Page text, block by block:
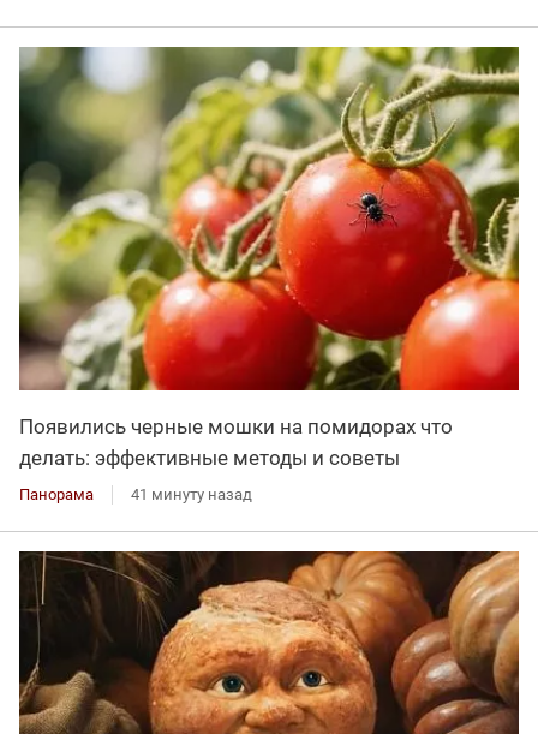
Появились черные мошки на помидорах что
делать: эффективные методы и советы
Панорама 41 минуту назад